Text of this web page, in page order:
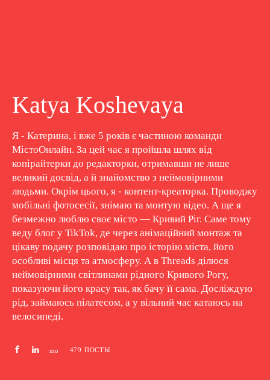
Katya Koshevaya
Я - Катерина, і вже 5 років є частиною команди
МістоОнлайн. За цей час я пройшла шлях від
копірайтерки до редакторки, отримавши не лише
великий досвід, а й знайомство з неймовірними
людьми. Окрім цього, я - контент-креаторка. Проводжу
мобільні фотосесії, знімаю та монтую відео. А ще я
безмежно люблю своє місто — Кривий Ріг. Саме тому
веду блог у TikTok, де через анімаційний монтаж та
цікаву подачу розповідаю про історію міста, його
особливі місця та атмосферу. А в Threads ділюся
неймовірними світлинами рідного Кривого Рогу,
показуючи його красу так, як бачу її сама. Досліждую
рід, займаюсь пілатесом, а у вільний час катаюсь на
велосипеді.
479 ПОСТЫ